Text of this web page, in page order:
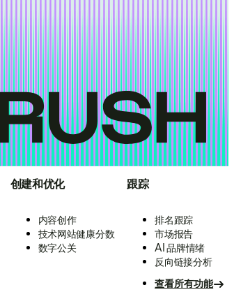
创建和优化
内容创作
技术网站健康分数
数字公关
跟踪
排名跟踪
市场报告
AI 品牌情绪
反向链接分析
查看所有功能